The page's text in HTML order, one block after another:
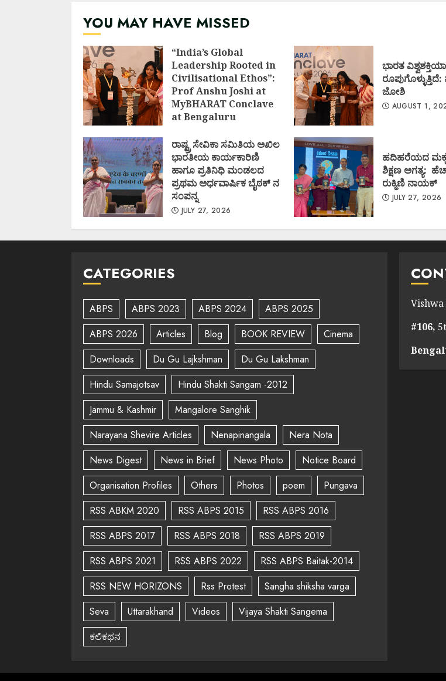
YOU MAY HAVE MISSED
“India’s Global
Leadership Rooted in
Civilisational Ethos”:
Prof Anshu Joshi at
MyBHARAT Conclave
at Bengaluru
ಭಾರತ
ಜೋಶಿ
AUGUST 1,
ರಾಷ್ಟ್ರ ಸೇವಿಕಾ ಸಮಿತಿಯ ಅಖಿಲ
ಭಾರತೀಯ ಕಾರ್ಯಕಾರಿಣಿ
ಹಾಗೂ ಪ್ರತಿನಿಧಿ ಮಂಡಲದ
ಪ್ರಥಮ ಅರ್ಧವಾರ್ಷಿಕ ಬೈಠಕ್ ನ
ಸಂಪನ್ನ
JULY 27, 2026
ಹದಿಹರೆಯದ
ಶಿಕ್ಷಣ ಅಗತ್ಯ:
ರುಕ್ಮಿಣಿ ನಾಯಕ್
JULY 27, 2026
CATEGORIES
ABPS ABPS 2023 ABPS 2024
ABPS 2025
ABPS 2026
Articles Blog BOOK REVIEW
Cinema
Downloads
Du Gu Lajkshman
Du Gu Lakshman
Hindu Samajotsav
Hindu Shakti Sangam -2012
Jammu & Kashmir
Mangalore Sanghik
Narayana Shevire Articles
Nenapinangala
Nera Nota
News Digest
News in Brief News Photo
Notice Board
Organisation Profiles
Others Photos poem
Pungava
RSS ABKM 2020
RSS ABPS 2015
RSS ABPS 2016
RSS ABPS 2017
RSS ABPS 2018
RSS ABPS 2019
RSS ABPS 2021
RSS ABPS 2022
RSS ABPS Baitak-2014
RSS NEW HORIZONS
Rss Protest
Sangha shiksha varga
Seva
Uttarakhand Videos
Vijaya Shakti Sangema
ಕಲಿಕಥನ
#106,